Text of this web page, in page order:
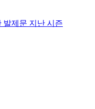
발제문 지난 시즌